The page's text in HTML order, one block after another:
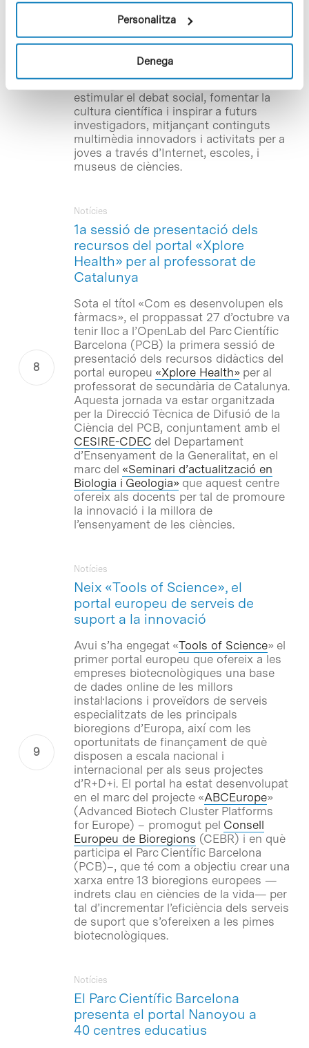
Personalitza
Denega
Caixa». L’objectiu del projecte Xplore
Health –finançat per la Comissió
Europea, través del 7è Programa Marc, i
que compta també amb el suport de la
Fundació Amgen– és apropar la
investigació biomèdica a l’educació,
estimular el debat social, fomentar la
cultura científica i inspirar a futurs
investigadors, mitjançant continguts
multimèdia innovadors i activitats per a
joves a través d’Internet, escoles, i
museus de ciències.
1a sessió de presentació dels
recursos del portal «Xplore
Health» per al professorat de
Catalunya
Notícies
Sota el títol «Com es desenvolupen els
fàrmacs», el proppassat 27 d’octubre va
tenir lloc a l’OpenLab del Parc Científic
Barcelona (PCB) la primera sessió de
presentació dels recursos didàctics del
portal europeu «Xplore Health»per al
professorat de secundària de Catalunya.
Aquesta jornada va estar organitzada
per la Direcció Tècnica de Difusió de la
Ciència del PCB, conjuntament amb el
CESIRE-CDECdel Departament
d’Ensenyament de la Generalitat, en el
marc del «Seminari d’actualització en
Biologia i Geologia»que aquest centre
ofereix als docents per tal de promoure
la innovació i la millora de
l’ensenyament de les ciències.
Neix «Tools of Science», el
portal europeu de serveis de
suport a la innovació
Notícies
Avui s’ha engegat «Tools of Science» el
primer portal europeu que ofereix a les
empreses biotecnològiques una base
de dades online de les millors
instal·lacions i proveïdors de serveis
especialitzats de les principals
bioregions d’Europa, així com les
oportunitats de finançament de què
disposen a escala nacional i
internacional per als seus projectes
d’R+D+i. El portal ha estat desenvolupat
en el marc del projecte «ABCEurope»
(Advanced Biotech Cluster Platforms
for Europe) – promogut pel Consell
Europeu de Bioregions (CEBR) i en què
participa el Parc Científic Barcelona
(PCB)–, que té com a objectiu crear una
xarxa entre 13 bioregions europees —
indrets clau en ciències de la vida— per
tal d’incrementar l’eficiència dels serveis
de suport que s’ofereixen a les pimes
biotecnològiques.
El Parc Científic Barcelona
presenta el portal Nanoyou a
40 centres educatius
Notícies